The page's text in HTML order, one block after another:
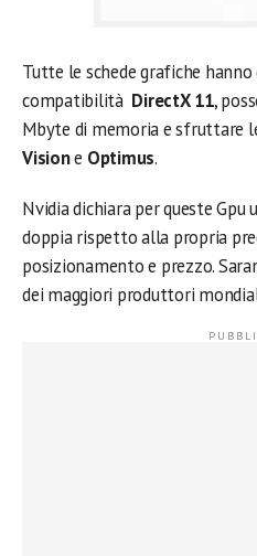
Tutte le schede grafiche
compatibilità DirectX 11,
Mbyte di memoria e sfruttare
Visione Optimus.
Nvidia dichiara per queste Gpu
doppia rispetto alla propria
posizionamento e prezzo.
dei maggiori produttori